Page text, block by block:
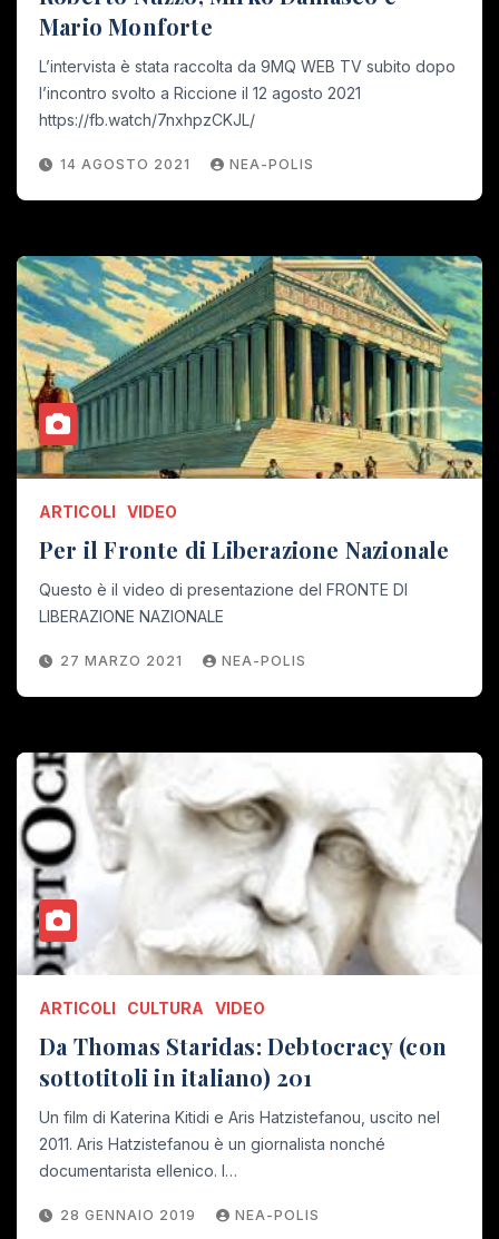
Mario Monforte
L’intervista è stata raccolta da 9MQ WEB TV subito dopo
l’incontro svolto a Riccione il 12 agosto 2021
https://fb.watch/7nxhpzCKJL/
14 AGOSTO 2021 NEA-POLIS
ARTICOLI VIDEO
Per il Fronte di Liberazione Nazionale
Questo è il video di presentazione del FRONTE DI
LIBERAZIONE NAZIONALE
27 MARZO 2021 NEA-POLIS
ARTICOLI CULTURA VIDEO
Da Thomas Staridas: Debtocracy (con
sottotitoli in italiano) 201
Un film di Katerina Kitidi e Aris Hatzistefanou, uscito nel
2011. Aris Hatzistefanou è un giornalista nonché
documentarista ellenico. I…
28 GENNAIO 2019 NEA-POLIS